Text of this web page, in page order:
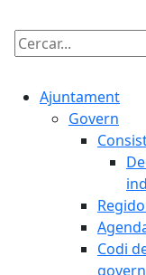
Cercar:
Ajuntament
Govern
Codi
govern